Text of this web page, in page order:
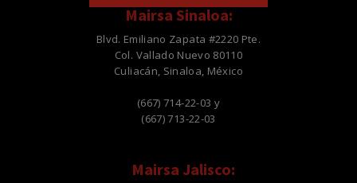
Mairsa Sinaloa:
Blvd. Emiliano Zapata #2220 Pte.
Col. Vallado Nuevo 80110
Culiacán, Sinaloa, México
(667) 714-22-03 y
(667) 713-22-03
Mairsa Jalisco: